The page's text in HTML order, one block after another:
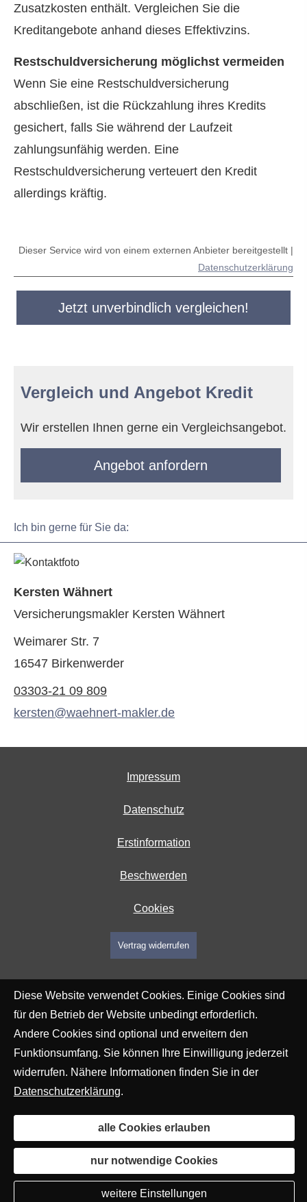
Zusatzkosten enthält. Vergleichen Sie die
Kreditangebote anhand dieses Effektivzins.
Restschuldversicherung möglichst vermeiden
Wenn Sie eine Restschuldversicherung
abschließen, ist die Rückzahlung ihres Kredits
gesichert, falls Sie während der Laufzeit
zahlungsunfähig werden. Eine
Restschuldversicherung verteuert den Kredit
allerdings kräftig.
Dieser Service wird von einem externen Anbieter bereitgestellt |
Datenschutzerklärung
Jetzt unverbindlich vergleichen!
Vergleich und Angebot Kredit
Wir erstellen Ihnen gerne ein Vergleichsangebot.
An­ge­bot an­for­dern
Ich bin gerne für Sie da:
Kersten Wähnert
Ver­sicherungs­makler Kersten Wähnert
Weimarer Str. 7
16547 Birkenwerder
03303-21 09 809
kersten@waehnert-makler.de
Impressum
Datenschutz
Erstinformation
Beschwerden
Cookies
Vertrag widerrufen
Diese Website verwendet Cookies. Einige Cookies sind
für den Betrieb der Website unbedingt erforderlich.
Andere Cookies sind optional und erweitern den
Funktionsumfang. Sie können Ihre Einwilligung jederzeit
widerrufen. Nähere Informationen finden Sie in der
Datenschutzerklärung.
alle Cookies erlauben
nur notwendige Cookies
weitere Einstellungen